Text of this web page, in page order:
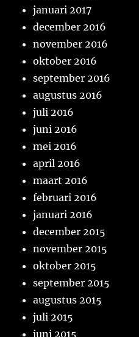
januari 2017
december 2016
november 2016
oktober 2016
september 2016
augustus 2016
juli 2016
juni 2016
mei 2016
april 2016
maart 2016
februari 2016
januari 2016
december 2015
november 2015
oktober 2015
september 2015
augustus 2015
juli 2015
juni 2015